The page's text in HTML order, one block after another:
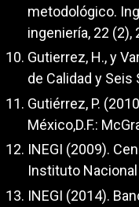
metodológico.
ingeniería, 22 (2),
Gutierrez, H., y
de Calidad y Seis
Gutiérrez, P.
México,D.F.:
INEGI (2009).
Instituto
INEGI (2014).